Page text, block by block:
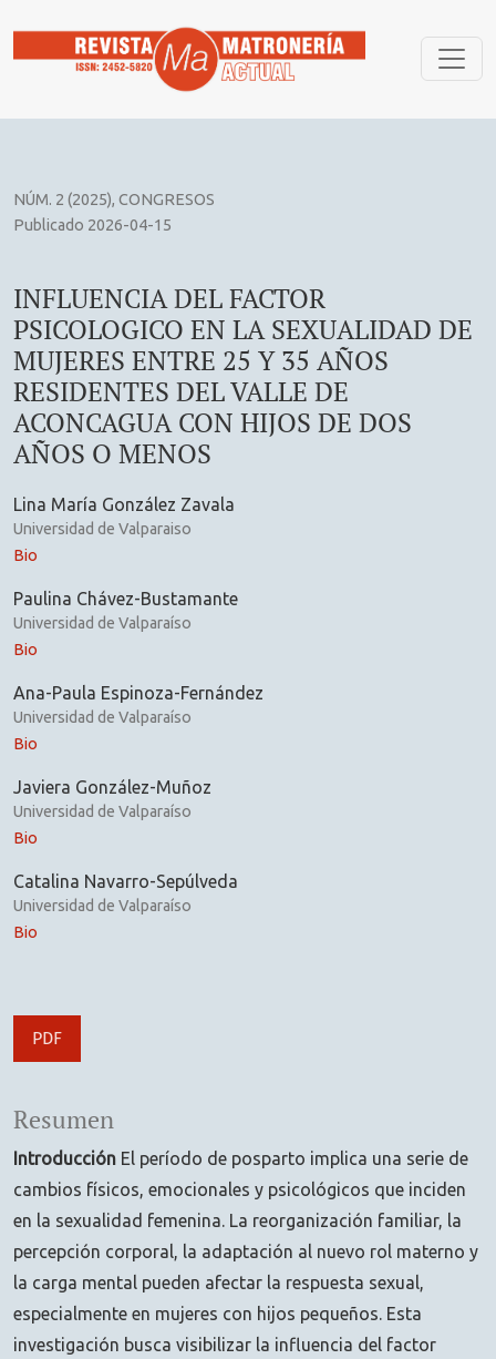
NÚM. 2 (2025), CONGRESOS
INFLUENCIA DEL FACTOR
PSICOLOGICO EN LA SEXUALIDAD DE
MUJERES ENTRE 25 Y 35 AÑOS
RESIDENTES DEL VALLE DE
ACONCAGUA CON HIJOS DE DOS
AÑOS O MENOS
Publicado 2026-04-15
Lina María González Zavala
Universidad de Valparaiso
Bio
Paulina Chávez-Bustamante
Universidad de Valparaíso
Bio
Ana-Paula Espinoza-Fernández
Universidad de Valparaíso
Bio
Javiera González-Muñoz
Universidad de Valparaíso
Bio
Catalina Navarro-Sepúlveda
Universidad de Valparaíso
Bio
PDF
Resumen
Introducción El período de posparto implica una serie de
cambios físicos, emocionales y psicológicos que inciden
en la sexualidad femenina. La reorganización familiar, la
percepción corporal, la adaptación al nuevo rol materno y
la carga mental pueden afectar la respuesta sexual,
especialmente en mujeres con hijos pequeños. Esta
investigación busca visibilizar la influencia del factor